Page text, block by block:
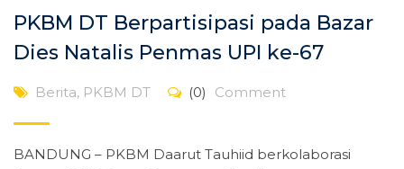
PKBM DT Berpartisipasi pada Bazar
Dies Natalis Penmas UPI ke-67
Berita, PKBM DT (0) Comment
BANDUNG – PKBM Daarut Tauhiid berkolaborasi